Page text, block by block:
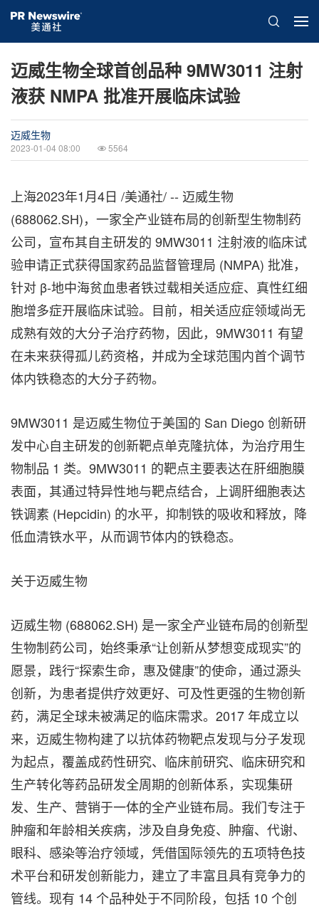
迈威生物全球首创品种 9MW3011 注射
液获 NMPA 批准开展临床试验
迈威生物
2023-01-04 08:00 5564
上海2023年1月4日 /美通社/ -- 迈威生物
(688062.SH)，一家全产业链布局的创新型生物制药
公司，宣布其自主研发的 9MW3011 注射液的临床试
验申请正式获得国家药品监督管理局 (NMPA) 批准，
针对 β-地中海贫血患者铁过载相关适应症、真性红细
胞增多症开展临床试验。目前，相关适应症领域尚无
成熟有效的大分子治疗药物，因此，9MW3011 有望
在未来获得孤儿药资格，并成为全球范围内首个调节
体内铁稳态的大分子药物。
9MW3011 是迈威生物位于美国的 San Diego 创新研
发中心自主研发的创新靶点单克隆抗体，为治疗用生
物制品 1 类。9MW3011 的靶点主要表达在肝细胞膜
表面，其通过特异性地与靶点结合，上调肝细胞表达
铁调素 (Hepcidin) 的水平，抑制铁的吸收和释放，降
低血清铁水平，从而调节体内的铁稳态。
关于迈威生物
迈威生物 (688062.SH) 是一家全产业链布局的创新型
生物制药公司，始终秉承“让创新从梦想变成现实”的
愿景，践行“探索生命，惠及健康”的使命，通过源头
创新，为患者提供疗效更好、可及性更强的生物创新
药，满足全球未被满足的临床需求。2017 年成立以
来，迈威生物构建了以抗体药物靶点发现与分子发现
为起点，覆盖成药性研究、临床前研究、临床研究和
生产转化等药品研发全周期的创新体系，实现集研
发、生产、营销于一体的全产业链布局。我们专注于
肿瘤和年龄相关疾病，涉及自身免疫、肿瘤、代谢、
眼科、感染等治疗领域，凭借国际领先的五项特色技
术平台和研发创新能力，建立了丰富且具有竞争力的
管线。现有 14 个品种处于不同阶段，包括 10 个创